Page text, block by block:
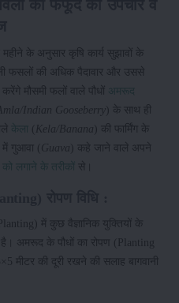
के अनुसार कृषि कार्य सुझावों के
फसलों की अधिक पैदावार और उससे
मौसमी फलों वाले पौधों
अमरूद
Indian Gooseberry) के साथ ही
केला ( Kela/Banana ) की फार्मिंग के
गुआवा ( Guava ) कहे जाने वाले अपने
लगाने के तरीकों से।
में कुछ वैज्ञानिक युक्तियों के
है। अमरूद के पौधों का रोपण (Planting
मीटर की दूरी रखने की सलाह बागवानी